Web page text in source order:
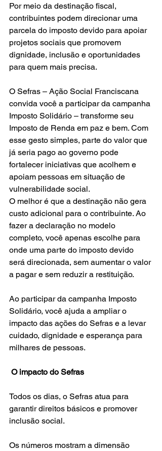
Por meio da destinação fiscal,
contribuintes podem direcionar uma
parcela do imposto devido para apoiar
projetos sociais que promovem
dignidade, inclusão e oportunidades
para quem mais precisa.
O Sefras – Ação Social Franciscana
convida você a participar da campanha
Imposto Solidário – transforme seu
Imposto de Renda em paz e bem. Com
esse gesto simples, parte do valor que
já seria pago ao governo pode
fortalecer iniciativas que acolhem e
apoiam pessoas em situação de
vulnerabilidade social.
O melhor é que a destinação não gera
custo adicional para o contribuinte. Ao
fazer a declaração no modelo
completo, você apenas escolhe para
onde uma parte do imposto devido
será direcionada, sem aumentar o valor
a pagar e sem reduzir a restituição.
Ao participar da campanha Imposto
Solidário, você ajuda a ampliar o
impacto das ações do Sefras e a levar
cuidado, dignidade e esperança para
milhares de pessoas.
O impacto do Sefras
Todos os dias, o Sefras atua para
garantir direitos básicos e promover
inclusão social.
Os números mostram a dimensão